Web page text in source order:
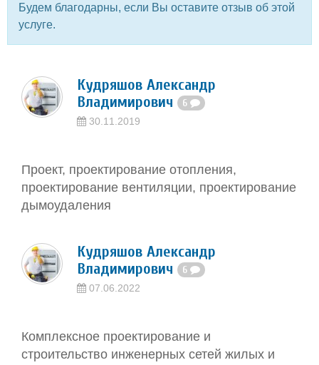
Будем благодарны, если Вы оставите отзыв об этой
услуге.
Кудряшов Александр
Владимирович
6
30.11.2019
Проект, проектирование отопления,
проектирование вентиляции, проектирование
дымоудаления
Кудряшов Александр
Владимирович
6
07.06.2022
Комплексное проектирование и
строительство инженерных сетей жилых и